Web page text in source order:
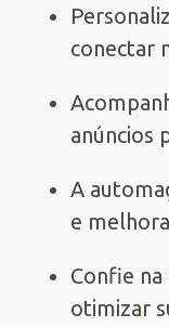
conectar
anúncios
A
e
Confie
otimizar